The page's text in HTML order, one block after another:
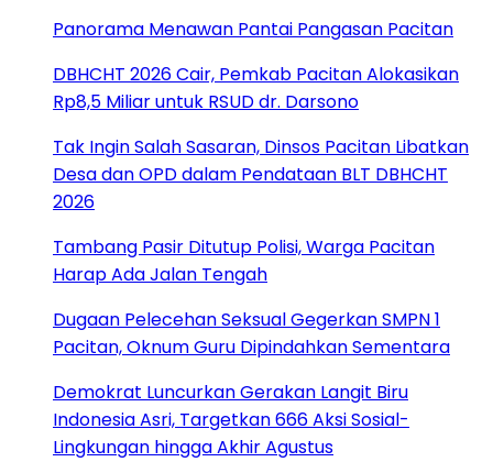
Panorama Menawan Pantai Pangasan Pacitan
DBHCHT 2026 Cair, Pemkab Pacitan Alokasikan
Rp8,5 Miliar untuk RSUD dr. Darsono
Tak Ingin Salah Sasaran, Dinsos Pacitan Libatkan
Desa dan OPD dalam Pendataan BLT DBHCHT
2026
Tambang Pasir Ditutup Polisi, Warga Pacitan
Harap Ada Jalan Tengah
Dugaan Pelecehan Seksual Gegerkan SMPN 1
Pacitan, Oknum Guru Dipindahkan Sementara
Demokrat Luncurkan Gerakan Langit Biru
Indonesia Asri, Targetkan 666 Aksi Sosial-
Lingkungan hingga Akhir Agustus